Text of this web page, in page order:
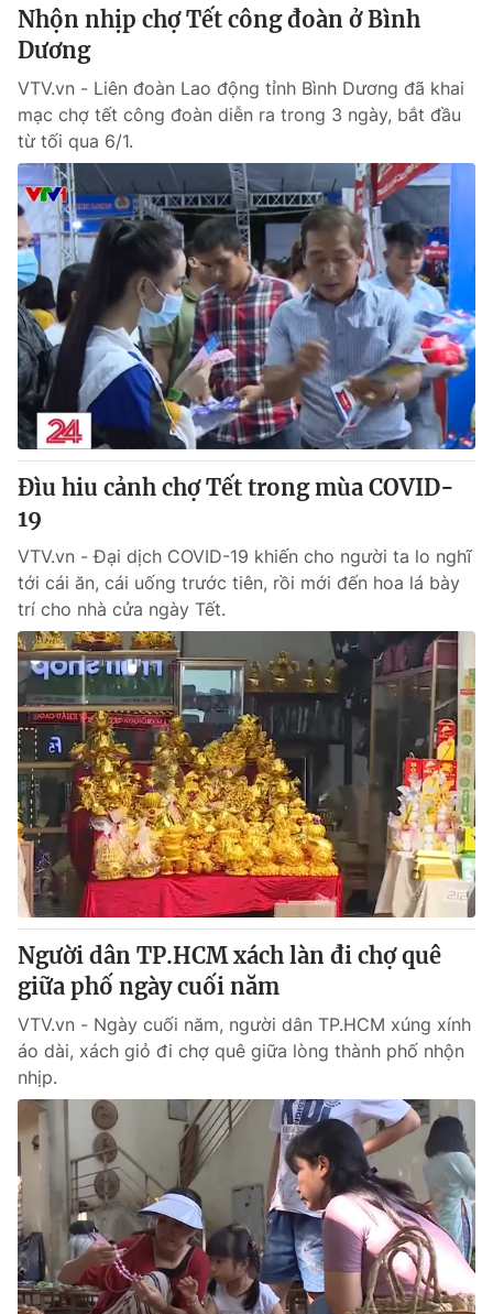
Nhộn nhịp chợ Tết công đoàn ở Bình
Dương
VTV.vn - Liên đoàn Lao động tỉnh Bình Dương đã khai
mạc chợ tết công đoàn diễn ra trong 3 ngày, bắt đầu
từ tối qua 6/1.
Đìu hiu cảnh chợ Tết trong mùa COVID-
19
VTV.vn - Đại dịch COVID-19 khiến cho người ta lo nghĩ
tới cái ăn, cái uống trước tiên, rồi mới đến hoa lá bày
trí cho nhà cửa ngày Tết.
Người dân TP.HCM xách làn đi chợ quê
giữa phố ngày cuối năm
VTV.vn - Ngày cuối năm, người dân TP.HCM xúng xính
áo dài, xách giỏ đi chợ quê giữa lòng thành phố nhộn
nhịp.